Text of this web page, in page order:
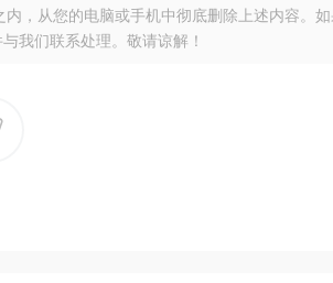
，从您的电脑或手机中彻底删除上述内容。如
我们联系处理。敬请谅解！